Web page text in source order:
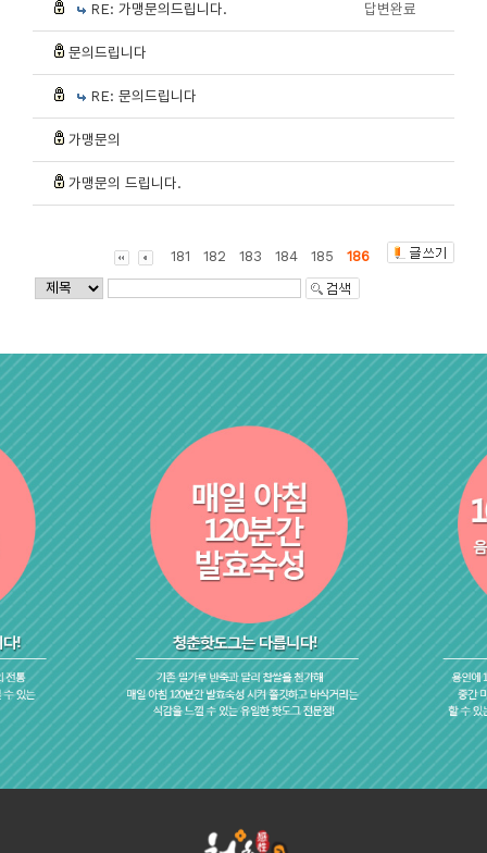
RE: 가맹문의드립니다. 답변완료
문의드립니다
RE: 문의드립니다
가맹문의
가맹문의 드립니다.
181 182 183 184 185 186